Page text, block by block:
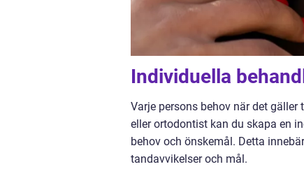
Individuella
Varje persons behov när det
eller ortodontist kan du skapa en
behov och önskemål. Detta
tandavvikelser och mål.